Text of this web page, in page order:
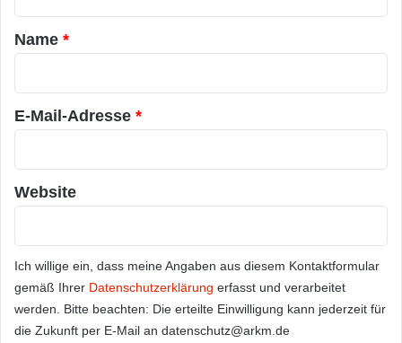
a
r
*
Name *
E-Mail-Adresse *
Website
Ich willige ein, dass meine Angaben aus diesem Kontaktformular
gemäß Ihrer Datenschutzerklärung erfasst und verarbeitet
werden. Bitte beachten: Die erteilte Einwilligung kann jederzeit für
die Zukunft per E-Mail an datenschutz@arkm.de